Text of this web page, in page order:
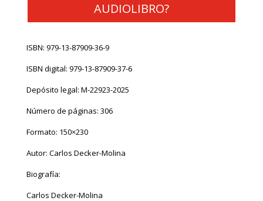
AUDIOLIBRO?
ISBN: 979-13-87909-36-9
ISBN digital: 979-13-87909-37-6
Depósito legal: M-22923-2025
Número de páginas: 306
Formato: 150×230
Autor: Carlos Decker-Molina
Biografía:
Carlos Decker-Molina